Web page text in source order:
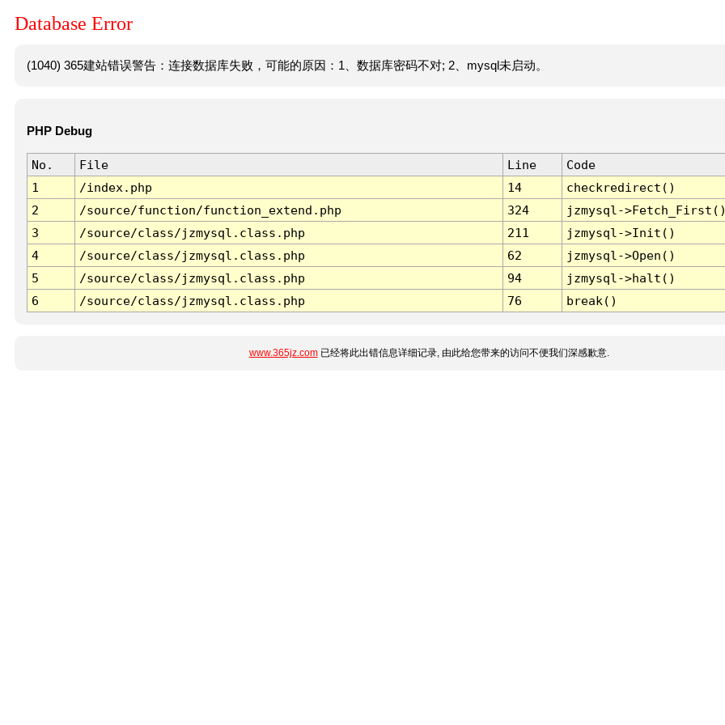
Database Error
(1040) 365建站错误警告：连接数据库失败，可能的原因：1、数据库密码不对; 2、mysql未启动。
PHP Debug
No. File Line
Code
1
/index.php 14
checkredirect()
2
/source/function/function_extend.php 324
jzmysql-
3
/source/class/jzmysql.class.php 211
jzmysql->Init()
4
/source/class/jzmysql.class.php 62
jzmysql->Open()
5
/source/class/jzmysql.class.php 94
jzmysql->halt()
6
/source/class/jzmysql.class.php 76 break()
www.365jz.com已经将此出错信息详细记录, 由此给您带来的访问不便我们深感歉意.